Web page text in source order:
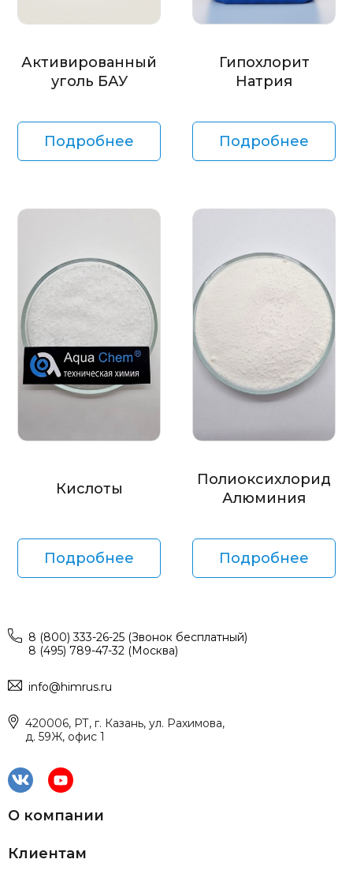
Активированный
уголь БАУ
Подробнее
Гипохлорит
Натрия
Подробнее
Кислоты
Подробнее
Полиоксихлорид
Алюминия
Подробнее
8 (800) 333-26-25 (Звонок бесплатный)
8 (495) 789-47-32 (Москва)
info@himrus.ru
420006, РТ, г. Казань, ул. Рахимова,
д. 59Ж, офис 1
О компании
Клиентам